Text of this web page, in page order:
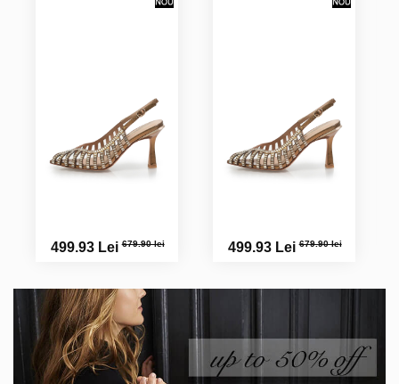
499.93 Lei679.90 lei 499.93 Lei679.90 lei